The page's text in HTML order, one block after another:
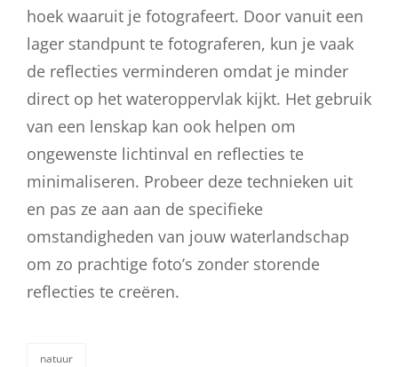
hoek waaruit je fotografeert. Door vanuit een
lager standpunt te fotograferen, kun je vaak
de reflecties verminderen omdat je minder
direct op het wateroppervlak kijkt. Het gebruik
van een lenskap kan ook helpen om
ongewenste lichtinval en reflecties te
minimaliseren. Probeer deze technieken uit
en pas ze aan aan de specifieke
omstandigheden van jouw waterlandschap
om zo prachtige foto’s zonder storende
reflecties te creëren.
natuur